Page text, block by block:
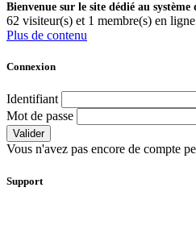
Bienvenue sur le site dédié au
62 visiteur(s) et 1 membre(s) en
Plus de contenu
Connexion
Identifiant
Mot de passe
Valider
Vous n'avez pas encore de compte
Support